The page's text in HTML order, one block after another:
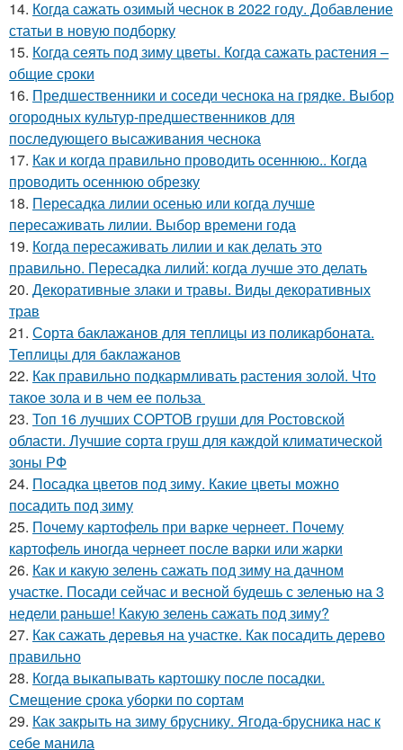
14. Когда сажать озимый чеснок в 2022 году. Добавление
статьи в новую подборку
15. Когда сеять под зиму цветы. Когда сажать растения –
общие сроки
16. Предшественники и соседи чеснока на грядке. Выбор
огородных культур-предшественников для
последующего высаживания чеснока
17. Как и когда правильно проводить осеннюю.. Когда
проводить осеннюю обрезку
18. Пересадка лилии осенью или когда лучше
пересаживать лилии. Выбор времени года
19. Когда пересаживать лилии и как делать это
правильно. Пересадка лилий: когда лучше это делать
20. Декоративные злаки и травы. Виды декоративных
трав
21. Сорта баклажанов для теплицы из поликарбоната.
Теплицы для баклажанов
22. Как правильно подкармливать растения золой. Что
такое зола и в чем ее польза
23. Топ 16 лучших СОРТОВ груши для Ростовской
области. Лучшие сорта груш для каждой климатической
зоны РФ
24. Посадка цветов под зиму. Какие цветы можно
посадить под зиму
25. Почему картофель при варке чернеет. Почему
картофель иногда чернеет после варки или жарки
26. Как и какую зелень сажать под зиму на дачном
участке. Посади сейчас и весной будешь с зеленью на 3
недели раньше! Какую зелень сажать под зиму?
27. Как сажать деревья на участке. Как посадить дерево
правильно
28. Когда выкапывать картошку после посадки.
Смещение срока уборки по сортам
29. Как закрыть на зиму бруснику. Ягода-брусника нас к
себе манила